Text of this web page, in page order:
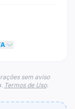
– 200ml
sem aviso
Termos de Uso.